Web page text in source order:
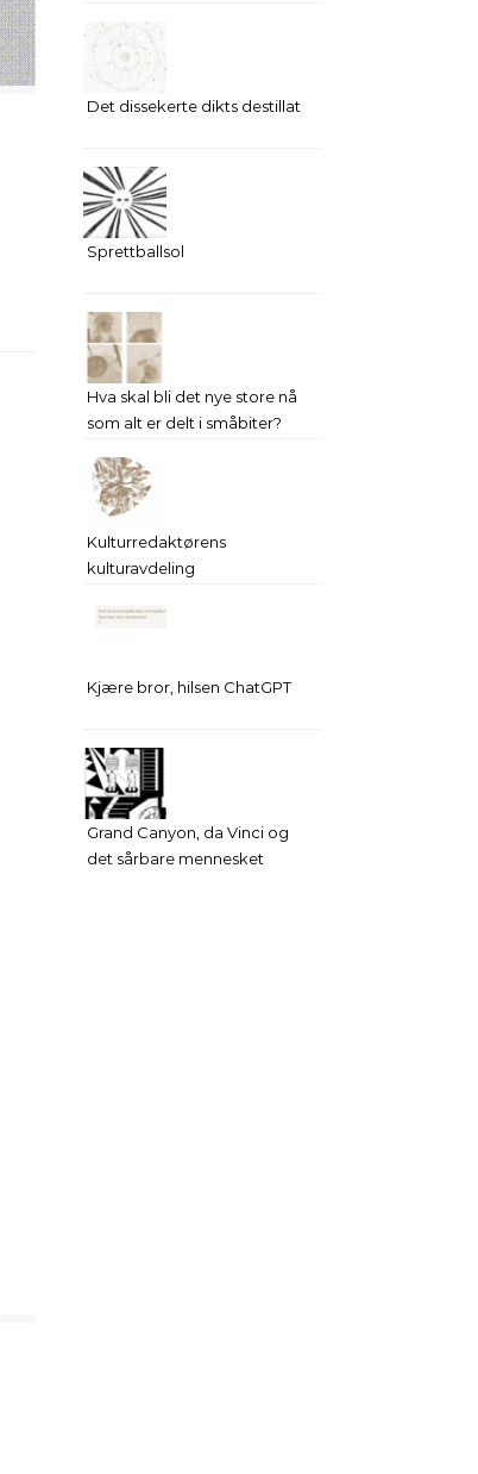
Det dissekerte dikts destillat
Sprettballsol
Hva skal bli det nye store nå
som alt er delt i småbiter?
Kulturredaktørens
kulturavdeling
Kjære bror, hilsen ChatGPT
Grand Canyon, da Vinci og
det sårbare mennesket